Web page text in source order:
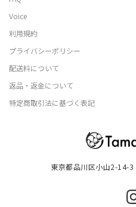
東京都品川区小山2-14-
Voice
利用規約
プライバシーポリシー
配送料について
返品・返金について
特定商取引法に基づく表記